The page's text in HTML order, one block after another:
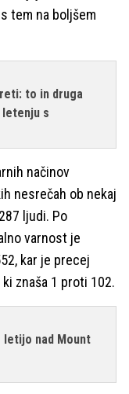
tem na boljšem
to in druga
letenju s
načinov
nesrečah ob nekaj
ljudi. Po
varnost je
kar je precej
znaša 1 proti 102.
letijo nad Mount